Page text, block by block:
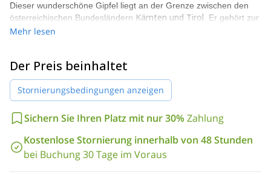
Dieser wunderschöne Gipfel liegt an der Grenze zwischen den
österreichischen Bundesländern Kärnten und Tirol . Er gehört zur
Hohen Tauern
Eisklettertour.
Darüber hinaus können wir in einer der Hütten rund um den Berg
kulinarische Köstlichkeiten genießen. In diesem Gebiet finden
unter anderem. Am wichtigsten ist, dass wir einmal auf dem
umliegenden Berge genießen werden!
Bitte kontaktieren Sie mich, wenn Sie mich beim Aufstieg auf
den Großglockner begleiten möchten! Ich werde Ihnen alle
Mehr lesen
Der Preis beinhaltet
Stornierungsbedingungen anzeigen
Sichern Sie Ihren Platz mit nur 30%Zahlung
Kostenlose Stornierung innerhalb von 48 Stunden
bei Buchung 30 Tage im Voraus